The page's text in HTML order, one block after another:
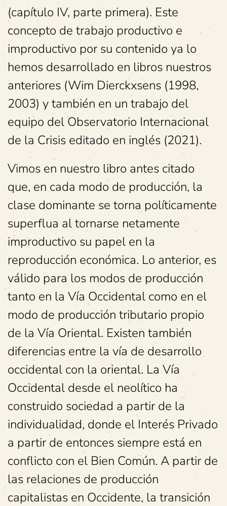
(capítulo IV, parte primera). Este
concepto de trabajo productivo e
improductivo por su contenido ya lo
hemos desarrollado en libros nuestros
anteriores (Wim Dierckxsens (1998,
2003) y también en un trabajo del
equipo del Observatorio Internacional
de la Crisis editado en inglés (2021).
Vimos en nuestro libro antes citado
que, en cada modo de producción, la
clase dominante se torna políticamente
superflua al tornarse netamente
improductivo su papel en la
reproducción económica. Lo anterior, es
válido para los modos de producción
tanto en la Vía Occidental como en el
modo de producción tributario propio
de la Vía Oriental. Existen también
diferencias entre la vía de desarrollo
occidental con la oriental. La Vía
Occidental desde el neolítico ha
construido sociedad a partir de la
individualidad, donde el Interés Privado
a partir de entonces siempre está en
conflicto con el Bien Común. A partir de
las relaciones de producción
capitalistas en Occidente, la transición